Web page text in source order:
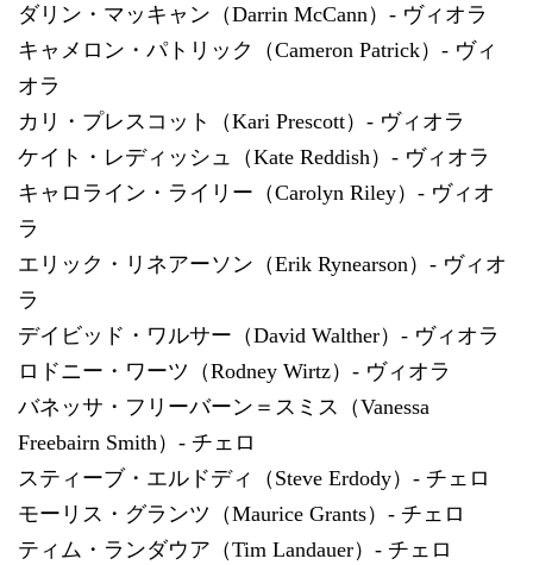
ダリン・マッキャン（Darrin McCann）- ヴィオラ
キャメロン・パトリック（Cameron Patrick）- ヴィ
オラ
カリ・プレスコット（Kari Prescott）- ヴィオラ
ケイト・レディッシュ（Kate Reddish）- ヴィオラ
キャロライン・ライリー（Carolyn Riley）- ヴィオ
ラ
エリック・リネアーソン（Erik Rynearson）- ヴィオ
ラ
デイビッド・ワルサー（David Walther）- ヴィオラ
ロドニー・ワーツ（Rodney Wirtz）- ヴィオラ
バネッサ・フリーバーン＝スミス（Vanessa
Freebairn Smith）- チェロ
スティーブ・エルドディ（Steve Erdody）- チェロ
モーリス・グランツ（Maurice Grants）- チェロ
ティム・ランダウア（Tim Landauer）- チェロ